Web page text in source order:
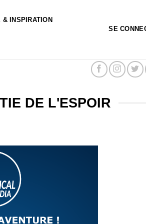
& INSPIRATION
SE
DE L'ESPOIR